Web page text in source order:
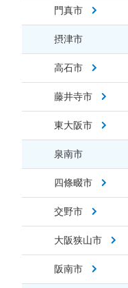
門真市
摂津市
高石市
藤井寺市
東大阪市
泉南市
四條畷市
交野市
大阪狭山市
阪南市